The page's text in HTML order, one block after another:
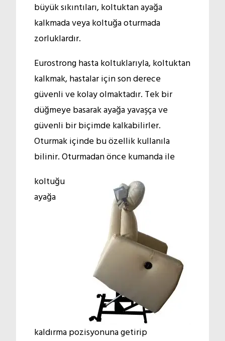
büyük sıkıntıları, koltuktan ayağa
kalkmada veya koltuğa oturmada
zorluklardır.
Eurostrong hasta koltuklarıyla, koltuktan
kalkmak, hastalar için son derece
güvenli ve kolay olmaktadır. Tek bir
düğmeye basarak ayağa yavaşça ve
güvenli bir biçimde kalkabilirler.
Oturmak içinde bu özellik kullanıla
bilinir. Oturmadan önce kumanda ile
koltuğu
ayağa
kaldırma pozisyonuna getirip